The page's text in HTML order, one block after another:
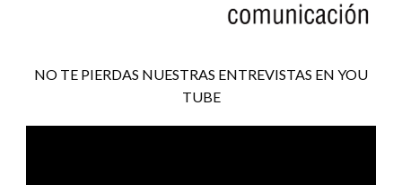
NO TE PIERDAS NUESTRAS ENTREVISTAS EN YOU
TUBE